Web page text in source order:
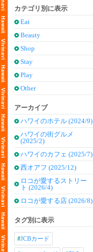
カテゴリ別に表示
Eat
Beauty
Shop
Stay
Play
Other
アーカイブ
ハワイのホテル (2024/9)
ハワイの街グルメ
(2025/2)
ハワイのカフェ (2025/7)
西オアフ (2025/12)
ロコが愛するストリー
ト (2026/4)
ロコが愛する店 (2026/8)
タグ別に表示
#JCBカード